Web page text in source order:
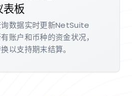
板
数据实时更新NetSuite
账户和币种的资金状况，
以支持期末结算。